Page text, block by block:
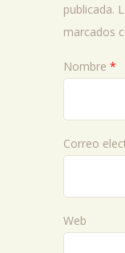
publicada.
marcados
Nombre *
Correo
Web